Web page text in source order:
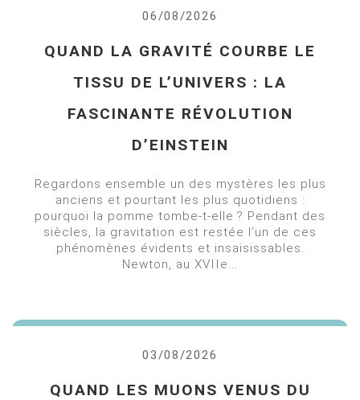
06/08/2026
QUAND LA GRAVITÉ COURBE LE
TISSU DE L’UNIVERS : LA
FASCINANTE RÉVOLUTION
D’EINSTEIN
Regardons ensemble un des mystères les plus
anciens et pourtant les plus quotidiens :
pourquoi la pomme tombe-t-elle ? Pendant des
siècles, la gravitation est restée l’un de ces
phénomènes évidents et insaisissables.
Newton, au XVIIe...
03/08/2026
QUAND LES MUONS VENUS DU